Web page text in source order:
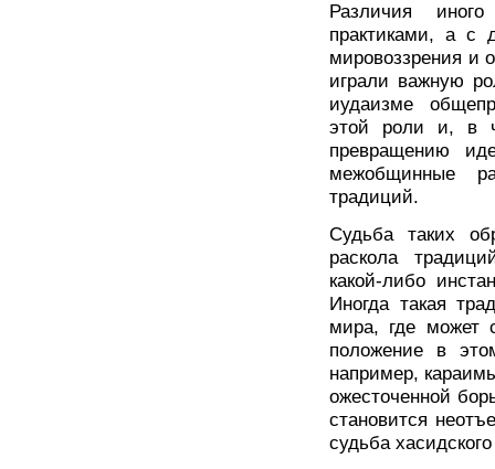
Различия
практиками, а с
мировоззрения и
играли важную
иудаизме
этой роли и, в
превращению
межобщинные
традиций.
Судьба таких
раскола
какой-либо
Иногда такая
мира, где может
положение в
например,
ожесточенной
становится
судьба